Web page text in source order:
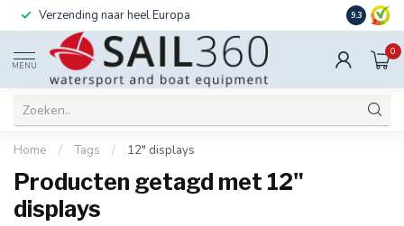
Verzending naar heel Europa Ook
9.3
MENU
0
Home / Tags / 12" displays
Producten getagd met 12"
displays